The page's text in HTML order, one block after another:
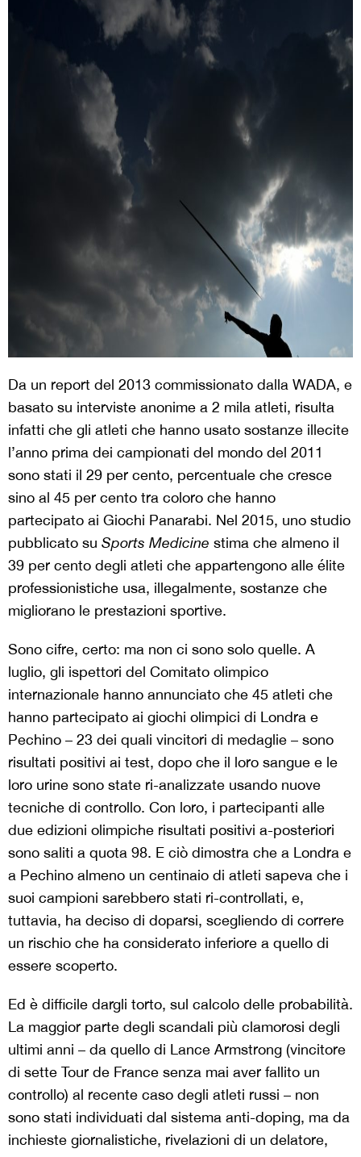
Da un report del 2013 commissionato dalla WADA, e
basato su interviste anonime a 2 mila atleti, risulta
infatti che gli atleti che hanno usato sostanze illecite
l’anno prima dei campionati del mondo del 2011
sono stati il 29 per cento, percentuale che cresce
sino al 45 per cento tra coloro che hanno
partecipato ai Giochi Panarabi. Nel 2015, uno studio
pubblicato su Sports Medicine stima che almeno il
39 per cento degli atleti che appartengono alle élite
professionistiche usa, illegalmente, sostanze che
migliorano le prestazioni sportive.
Sono cifre, certo: ma non ci sono solo quelle. A
luglio, gli ispettori del Comitato olimpico
internazionale hanno annunciato che 45 atleti che
hanno partecipato ai giochi olimpici di Londra e
Pechino – 23 dei quali vincitori di medaglie – sono
risultati positivi ai test, dopo che il loro sangue e le
loro urine sono state ri-analizzate usando nuove
tecniche di controllo. Con loro, i partecipanti alle
due edizioni olimpiche risultati positivi a-posteriori
sono saliti a quota 98. E ciò dimostra che a Londra e
a Pechino almeno un centinaio di atleti sapeva che i
suoi campioni sarebbero stati ri-controllati, e,
tuttavia, ha deciso di doparsi, scegliendo di correre
un rischio che ha considerato inferiore a quello di
essere scoperto.
Ed è difficile dargli torto, sul calcolo delle probabilità.
La maggior parte degli scandali più clamorosi degli
ultimi anni – da quello di Lance Armstrong (vincitore
di sette Tour de France senza mai aver fallito un
controllo) al recente caso degli atleti russi – non
sono stati individuati dal sistema anti-doping, ma da
inchieste giornalistiche, rivelazioni di un delatore,